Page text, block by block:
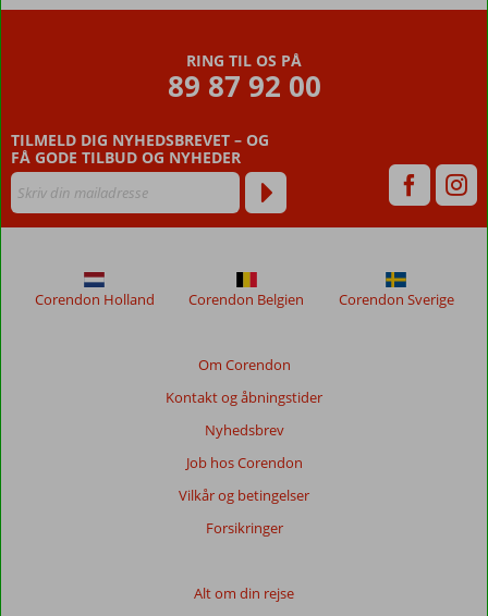
RING TIL OS PÅ
89 87 92 00
TILMELD DIG NYHEDSBREVET – OG
FÅ GODE TILBUD OG NYHEDER
Om Corendon
Kontakt og åbningstider
Nyhedsbrev
Job hos Corendon
Vilkår og betingelser
Forsikringer
Alt om din rejse
Corendon Holland Corendon Belgien Corendon Sverige